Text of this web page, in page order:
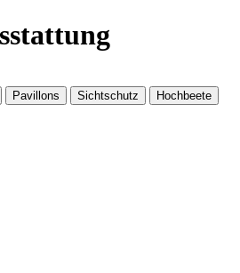
Pavillons Sichtschutz Hochbeete